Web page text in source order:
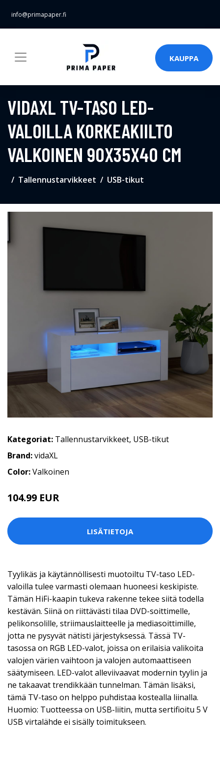
info@primapaper.fi
KAUPPA
VIDAXL TV-TASO LED-
VALOILLA KORKEAKIILTO
VALKOINEN 90X35X40 CM
Tallennustarvikkeet USB-tikut
Kategoriat: Tallennustarvikkeet, USB-tikut
Brand:vidaXL
Color:Valkoinen
104.99 EUR
LISÄTIETOJA
Tyylikäs ja käytännöllisesti muotoiltu TV-taso LED-
valoilla tulee varmasti olemaan huoneesi keskipiste.
Tämän HiFi-kaapin tukeva rakenne tekee siitä todella
kestävän. Siinä on riittävästi tilaa DVD-soittimelle,
pelikonsolille, striimauslaitteelle ja mediasoittimille,
jotta ne pysyvät nätisti järjestyksessä. Tässä TV-
tasossa on RGB LED-valot, joissa on erilaisia valikoita
valojen värien vaihtoon ja valojen automaattiseen
säätymiseen. LED-valot alleviivaavat modernin tyylin ja
ne takaavat trendikkään tunnelman. Tämän lisäksi,
tämä TV-taso on helppo puhdistaa kostealla liinalla.
Huomio: Tuotteessa on USB-liitin, mutta sertifioitu 5 V
USB virtalähde ei sisälly toimitukseen.